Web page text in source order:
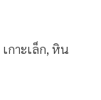
กาะเล็ก, หิน